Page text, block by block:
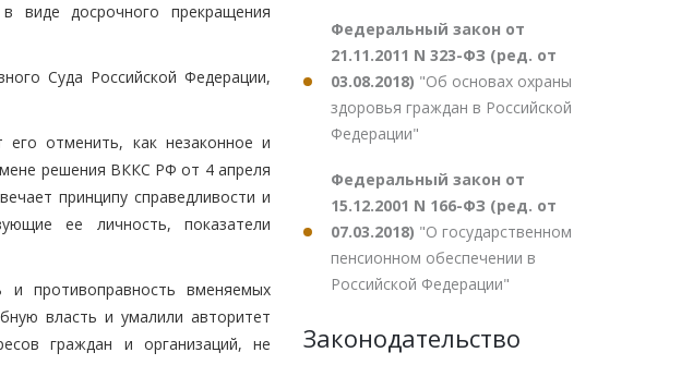
виде досрочного прекращения
Суда Российской Федерации,
отменить, как незаконное и
решения ВККС РФ от 4 апреля
принципу справедливости и
ее личность, показатели
и противоправность вменяемых
власть и умалили авторитет
граждан и организаций, не
Федеральный закон от
21.11.2011 N 323-ФЗ (ред. от
03.08.2018) "Об основах охраны
здоровья граждан в Российской
Федерации"
Федеральный закон от
15.12.2001 N 166-ФЗ (ред. от
07.03.2018) "О государственном
пенсионном обеспечении в
Российской Федерации"
Законодательство